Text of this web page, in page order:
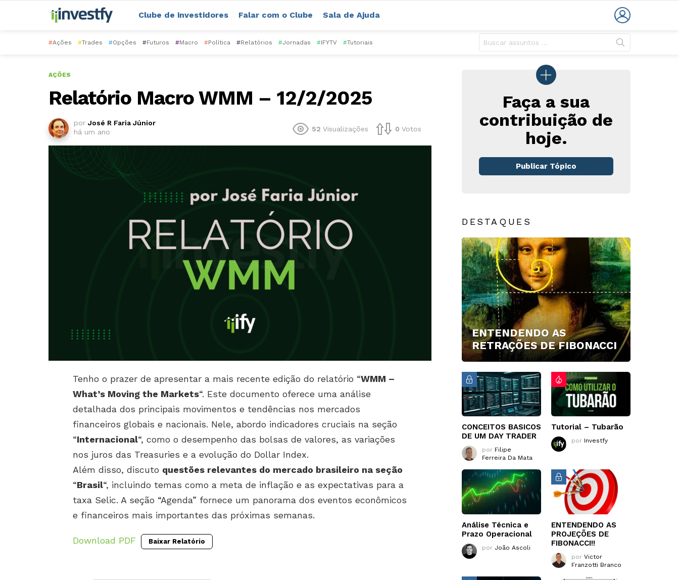
Clube de investidores Falar com o Clube Sala de Ajuda
#Ações #Trades #Opções #Futuros #Macro #Política #Relatórios #Jornadas #IFYTV #Tutoriais
AÇÕES
Relatório Macro WMM – 12/2/2025
por José R Faria Júnior
há um ano
52 Visualizações 0 Votos
Tenho o prazer de apresentar a mais recente edição do relatório “WMM –
What’s Moving the Markets“. Este documento oferece uma análise
detalhada dos principais movimentos e tendências nos mercados
financeiros globais e nacionais. Nele, abordo indicadores cruciais na seção
“Internacional“, como o desempenho das bolsas de valores, as variações
nos juros das Treasuries e a evolução do Dollar Index.
Além disso, discuto questões relevantes do mercado brasileiro na seção
“Brasil“, incluindo temas como a meta de inflação e as expectativas para a
taxa Selic. A seção “Agenda” fornece um panorama dos eventos econômicos
e financeiros mais importantes das próximas semanas.
Download PDF Baixar Relatório
Faça a sua
contribuição de
hoje.
Publicar Tópico
DESTAQUES
ENTENDENDO AS
RETRAÇÕES DE FIBONACCI
CONCEITOS BASICOS
DE UM DAY TRADER
por Filipe
Ferreira Da Mata
Tutorial – Tubarão
por Investfy
Análise Técnica e
Prazo Operacional
por João Ascoli
ENTENDENDO AS
PROJEÇÕES DE
FIBONACCI!!
por Victor
Franzotti Branco